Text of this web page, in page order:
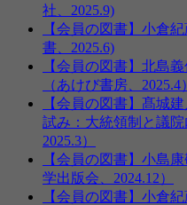
社、2025.9)
【会員の図書】小倉
書、2025.6)
【会員の図書】北島
（あけび書房、2025.4）
【会員の図書】髙城
試み：大統領制と議院
2025.3）
【会員の図書】小島
学出版会、2024.12）
【会員の図書】小倉